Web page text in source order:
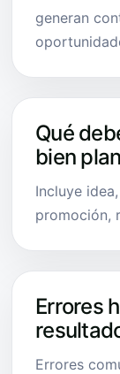
generan
Qué
bien
Incluye
promoción,
Errores
Errores